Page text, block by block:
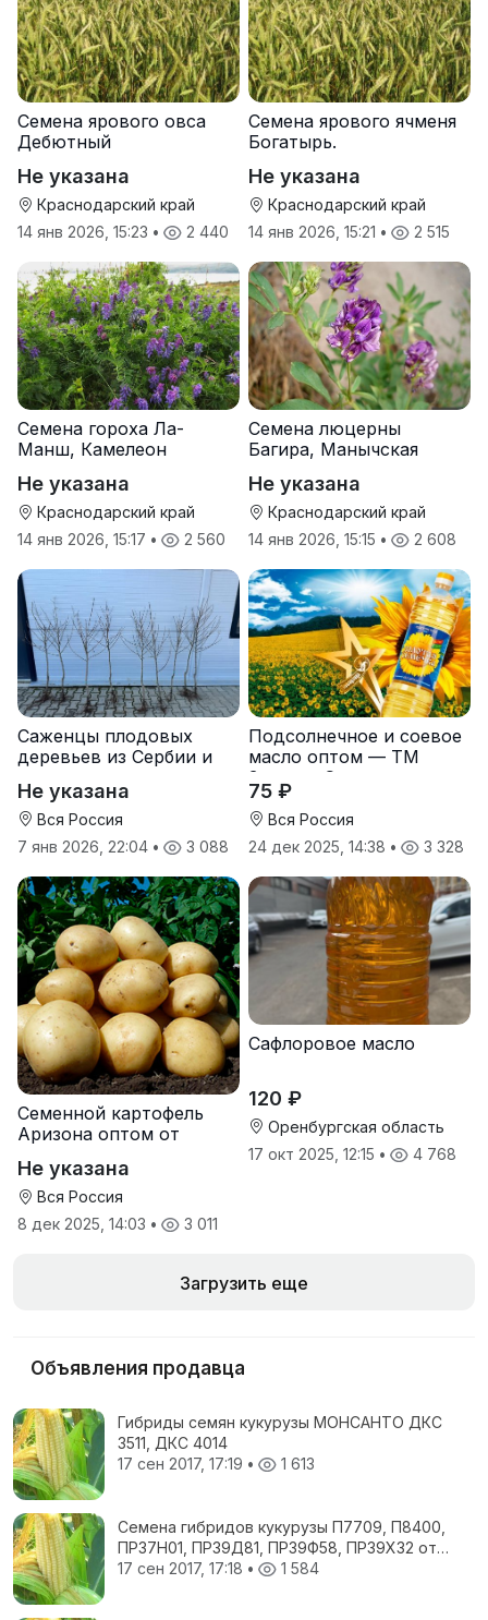
Семена ярового овса
Дебютный
Не указана
Краснодарский край
14 янв 2026, 15:23 • 2 440
Семена ярового ячменя
Богатырь.
Не указана
Краснодарский край
14 янв 2026, 15:21 • 2 515
Семена гороха Ла-
Манш, Камелеон
Не указана
Краснодарский край
14 янв 2026, 15:17 • 2 560
Семена люцерны
Багира, Манычская
Не указана
Краснодарский край
14 янв 2026, 15:15 • 2 608
Саженцы плодовых
деревьев из Сербии и
Не указана
Вся Россия
7 янв 2026, 22:04 • 3 088
Подсолнечное и соевое
масло оптом — ТМ
Золотая Семечка
75 ₽
Вся Россия
24 дек 2025, 14:38 • 3 328
Семенной картофель
Аризона оптом от
Не указана
Вся Россия
8 дек 2025, 14:03 • 3 011
Сафлоровое масло
120 ₽
Оренбургская область
17 окт 2025, 12:15 • 4 768
Загрузить еще
Объявления продавца
Гибриды семян кукурузы МОНСАНТО ДКС
3511, ДКС 4014
17 сен 2017, 17:19 • 1 613
Семена гибридов кукурузы П7709, П8400,
ПР37Н01, ПР39Д81, ПР39Ф58, ПР39Х32 от
компании (Pioneer)
17 сен 2017, 17:18 • 1 584